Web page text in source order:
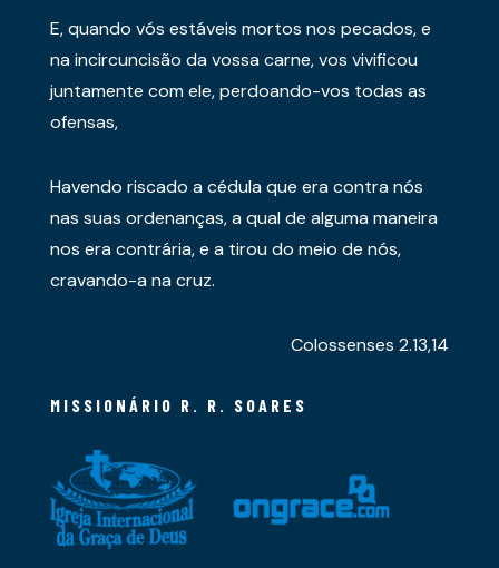
E, quando vós estáveis mortos nos pecados, e
na incircuncisão da vossa carne, vos vivificou
juntamente com ele, perdoando-vos todas as
ofensas,
Havendo riscado a cédula que era contra nós
nas suas ordenanças, a qual de alguma maneira
nos era contrária, e a tirou do meio de nós,
cravando-a na cruz.
Colossenses 2.13,14
MISSIONÁRIO R. R. SOARES